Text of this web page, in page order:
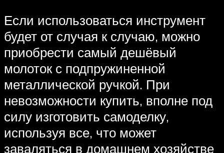
Если использоваться инструмент
будет от случая к случаю, можно
приобрести самый дешёвый
молоток с подпружиненной
металлической ручкой. При
невозможности купить, вполне под
силу изготовить самоделку,
используя все, что может
заваляться в домашнем хозяйстве